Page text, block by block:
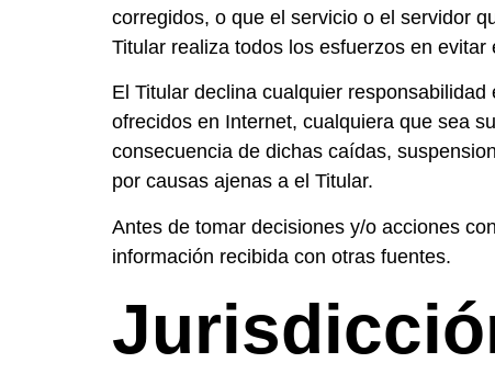
corregidos, o que el servicio o el servidor
Titular realiza todos los esfuerzos en evitar
El Titular declina cualquier
ofrecidos en Internet, cualquiera que sea
consecuencia de dichas caídas,
por causas ajenas a el Titular.
Antes de tomar decisiones y/o acciones
información recibida con otras fuentes.